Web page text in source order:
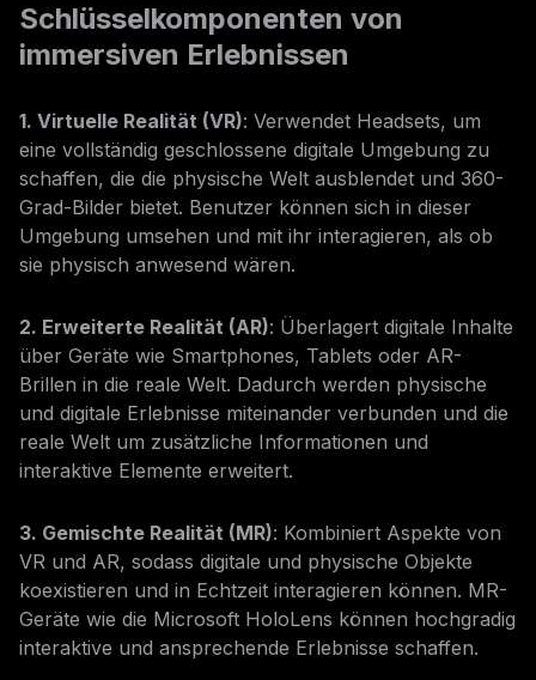
Schlüsselkomponenten von
immersiven Erlebnissen
1. Virtuelle Realität (VR): Verwendet Headsets, um
eine vollständig geschlossene digitale Umgebung zu
schaffen, die die physische Welt ausblendet und 360-
Grad-Bilder bietet. Benutzer können sich in dieser
Umgebung umsehen und mit ihr interagieren, als ob
sie physisch anwesend wären.
2. Erweiterte Realität (AR): Überlagert digitale Inhalte
über Geräte wie Smartphones, Tablets oder AR-
Brillen in die reale Welt. Dadurch werden physische
und digitale Erlebnisse miteinander verbunden und die
reale Welt um zusätzliche Informationen und
interaktive Elemente erweitert.
3. Gemischte Realität (MR): Kombiniert Aspekte von
VR und AR, sodass digitale und physische Objekte
koexistieren und in Echtzeit interagieren können. MR-
Geräte wie die Microsoft HoloLens können hochgradig
interaktive und ansprechende Erlebnisse schaffen.